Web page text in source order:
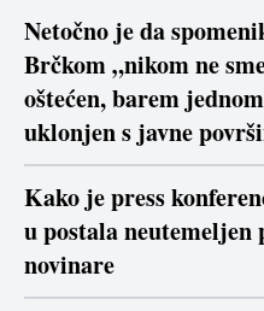
Netočno je da
Brčkom „nikom ne
oštećen, barem
uklonjen s javne
Kako je press
u postala neutemeljen
novinare